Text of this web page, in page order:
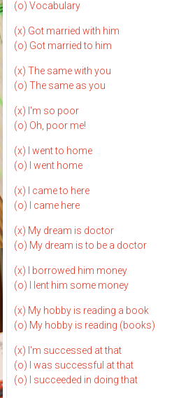
(o) Vocabulary
(x) Got married with him
(o) Got married to him
(x) The same with you
(o) The same as you
(x) I'm so poor
(o) Oh, poor me!
(x) I went to home
(o) I went home
(x) I came to here
(o) I came here
(x) My dream is doctor
(o) My dream is to be a doctor
(x) I borrowed him money
(o) I lent him some money
(x) My hobby is reading a book
(o) My hobby is reading (books)
(x) I'm successed at that
(o) I was successful at that
(o) I succeeded in doing that